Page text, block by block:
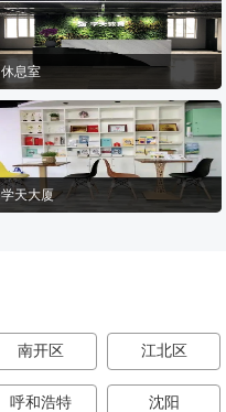
休息室
学天大厦
南开区 江北区
呼和浩特 沈阳